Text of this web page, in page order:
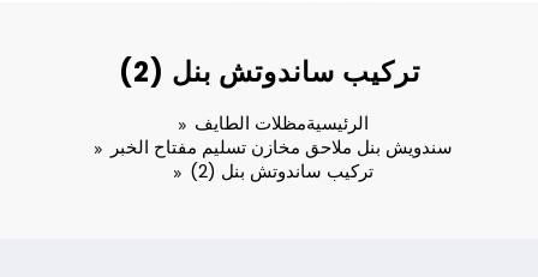
تركيب ساندوتش بنل (2)
الرئيسيةمظلات الطايف
سندويش بنل ملاحق مخازن تسليم مفتاح الخبر
تركيب ساندوتش بنل (2)